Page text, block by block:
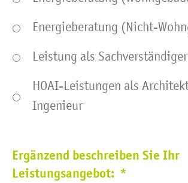
Energieberatung (Nicht-
Leistung als Sachverständiger
HOAI-Leistungen als
Ingenieur
Ergänzend beschreiben Sie Ihr
Leistungsangebot: *